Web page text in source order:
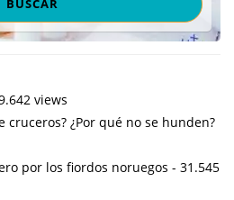
views
cruceros? ¿Por qué no se hunden?
por los fiordos noruegos - 31.545